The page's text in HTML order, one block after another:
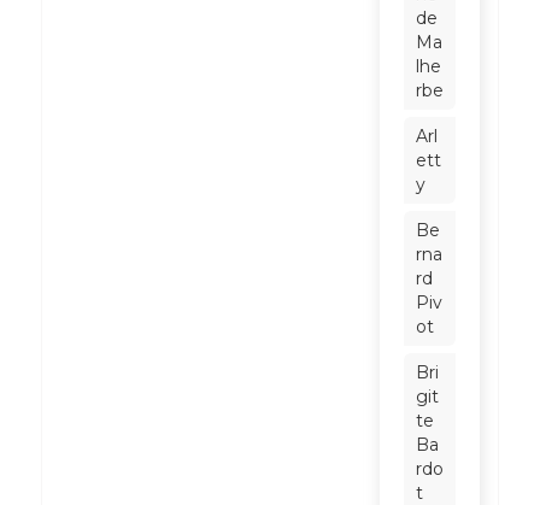
de
Ma
lhe
rbe
Arl
ett
y
Be
rna
rd
Piv
ot
Bri
git
te
Ba
rdo
t